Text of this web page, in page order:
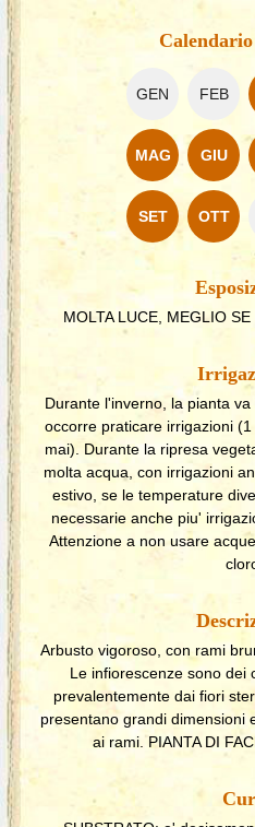
GEN FEB
MAG GIU
SET OTT
MOLTA LUCE, MEGLIO
Durante l'inverno, la pianta
occorre praticare irrigazioni
mai). Durante la ripresa
molta acqua, con irrigazioni
estivo, se le temperature
necessarie anche piu'
Attenzione a non usare
Arbusto vigoroso, con rami
Le infiorescenze sono dei
prevalentemente dai fiori
presentano grandi dimensioni
ai rami. PIANTA DI